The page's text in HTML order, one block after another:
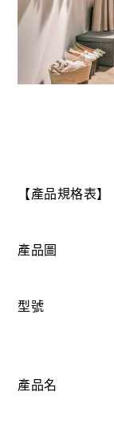
【產品規格表】
產品圖
型號
產品名